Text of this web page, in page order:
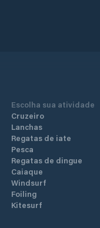
Escolha sua atividade
Cruzeiro
Lanchas
Regatas de iate
Pesca
Regatas de dingue
Caiaque
Windsurf
Foiling
Kitesurf